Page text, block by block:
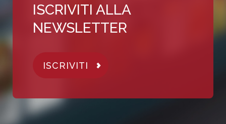
ISCRIVITI ALLA
NEWSLETTER
ISCRIVITI